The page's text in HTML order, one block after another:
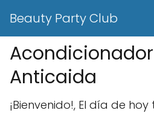
Beauty Party Club
Anticaida
¡Bienvenido!, El día de